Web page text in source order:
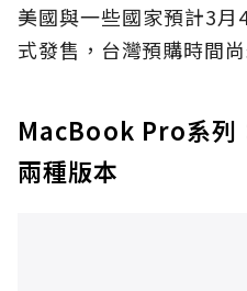
美國與一些國家預計3
式發售，台灣預購時間
MacBook Pro系列
兩種版本